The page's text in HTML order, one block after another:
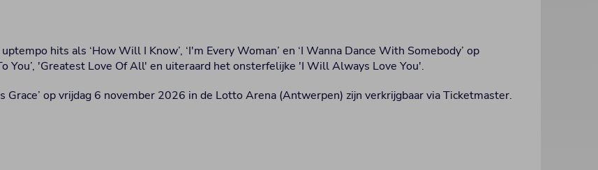
hits als ‘How Will I Know’, ‘I'm Every Woman’ en ‘I Wanna Dance With Somebody’ op
You’, 'Greatest Love Of All' en uiteraard het onsterfelijke 'I Will Always Love You'.
op vrijdag 6 november 2026 in de Lotto Arena (Antwerpen) zijn verkrijgbaar via Ticketmaster.